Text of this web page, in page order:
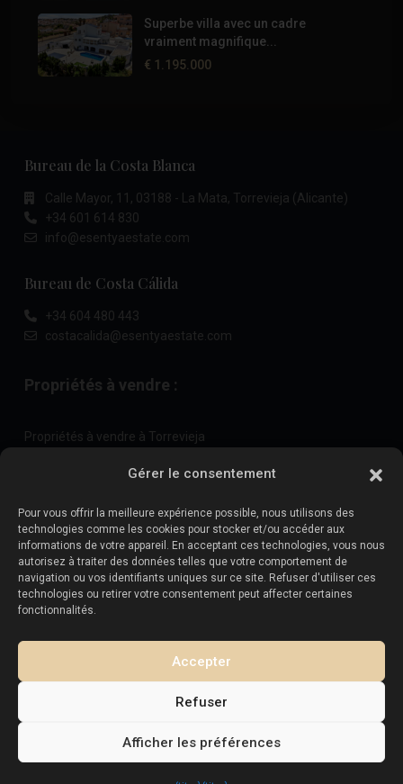
Gérer le consentement
Pour vous offrir la meilleure expérience possible, nous utilisons des
technologies comme les cookies pour stocker et/ou accéder aux
informations de votre appareil. En acceptant ces technologies, vous nous
autorisez à traiter des données telles que votre comportement de
navigation ou vos identifiants uniques sur ce site. Refuser d'utiliser ces
technologies ou retirer votre consentement peut affecter certaines
fonctionnalités.
Accepter
Refuser
Afficher les préférences
Superbe villa avec un cadre
vraiment magnifique...
€ 1.195.000
Bureau de la Costa Blanca
Calle Mayor, 11, 03188 - La Mata, Torrevieja (Alicante)
+34 601 614 830
info@esentyaestate.com
Bureau de Costa Cálida
+34 604 480 443
costacalida@esentyaestate.com
Propriétés à vendre :
Propriétés à vendre à Torrevieja
Vendez votre propriété:
Vendre une propriété à La Mata